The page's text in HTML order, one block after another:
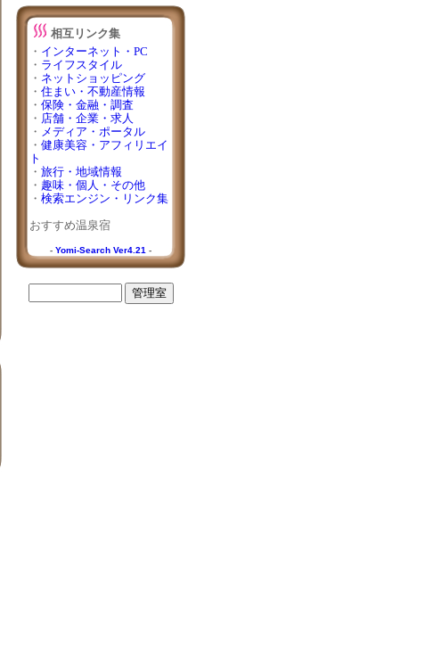
相互リンク集
・ インターネット・PC
・ ライフスタイル
・ ネットショッピング
・ 住まい・不動産情報
・ 保険・金融・調査
・ 店舗・企業・求人
・ メディア・ポータル
・ 健康美容・アフィリエイ
ト
・ 旅行・地域情報
・ 趣味・個人・その他
・ 検索エンジン・リンク集
おすすめ温泉宿
- Yomi-Search Ver4.21 -